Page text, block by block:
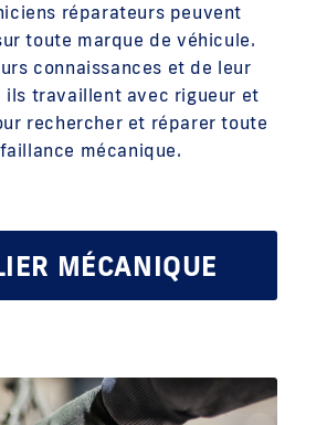
réparateurs peuvent
toute marque de véhicule.
connaissances et de leur
ils travaillent avec rigueur et
rechercher et réparer toute
mécanique.
MÉCANIQUE